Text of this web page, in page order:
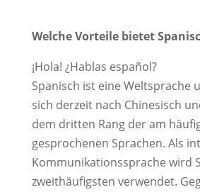
Welche Vorteile bietet
¡Hola! ¿Hablas español?
Spanisch ist eine Weltsprache
sich derzeit nach Chinesisch
dem dritten Rang der am
gesprochenen Sprachen. Als
Kommunikationssprache wird
zweithäufigsten verwendet.